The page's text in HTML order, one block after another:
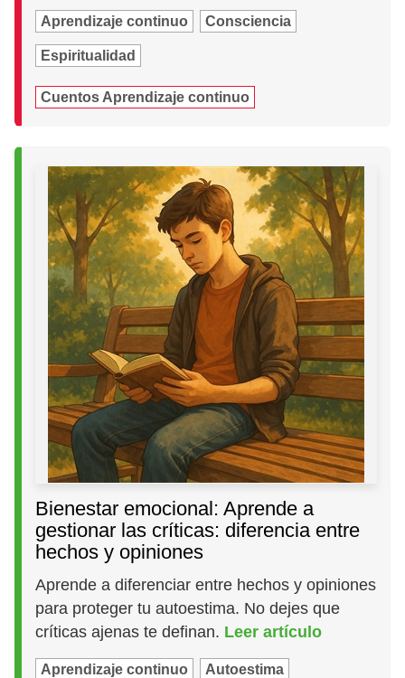
Aprendizaje continuo Consciencia
Espiritualidad
Cuentos Aprendizaje continuo
Bienestar emocional: Aprende a
gestionar las críticas: diferencia entre
hechos y opiniones
Aprende a diferenciar entre hechos y opiniones
para proteger tu autoestima. No dejes que
críticas ajenas te definan. Leer artículo
Aprendizaje continuo Autoestima